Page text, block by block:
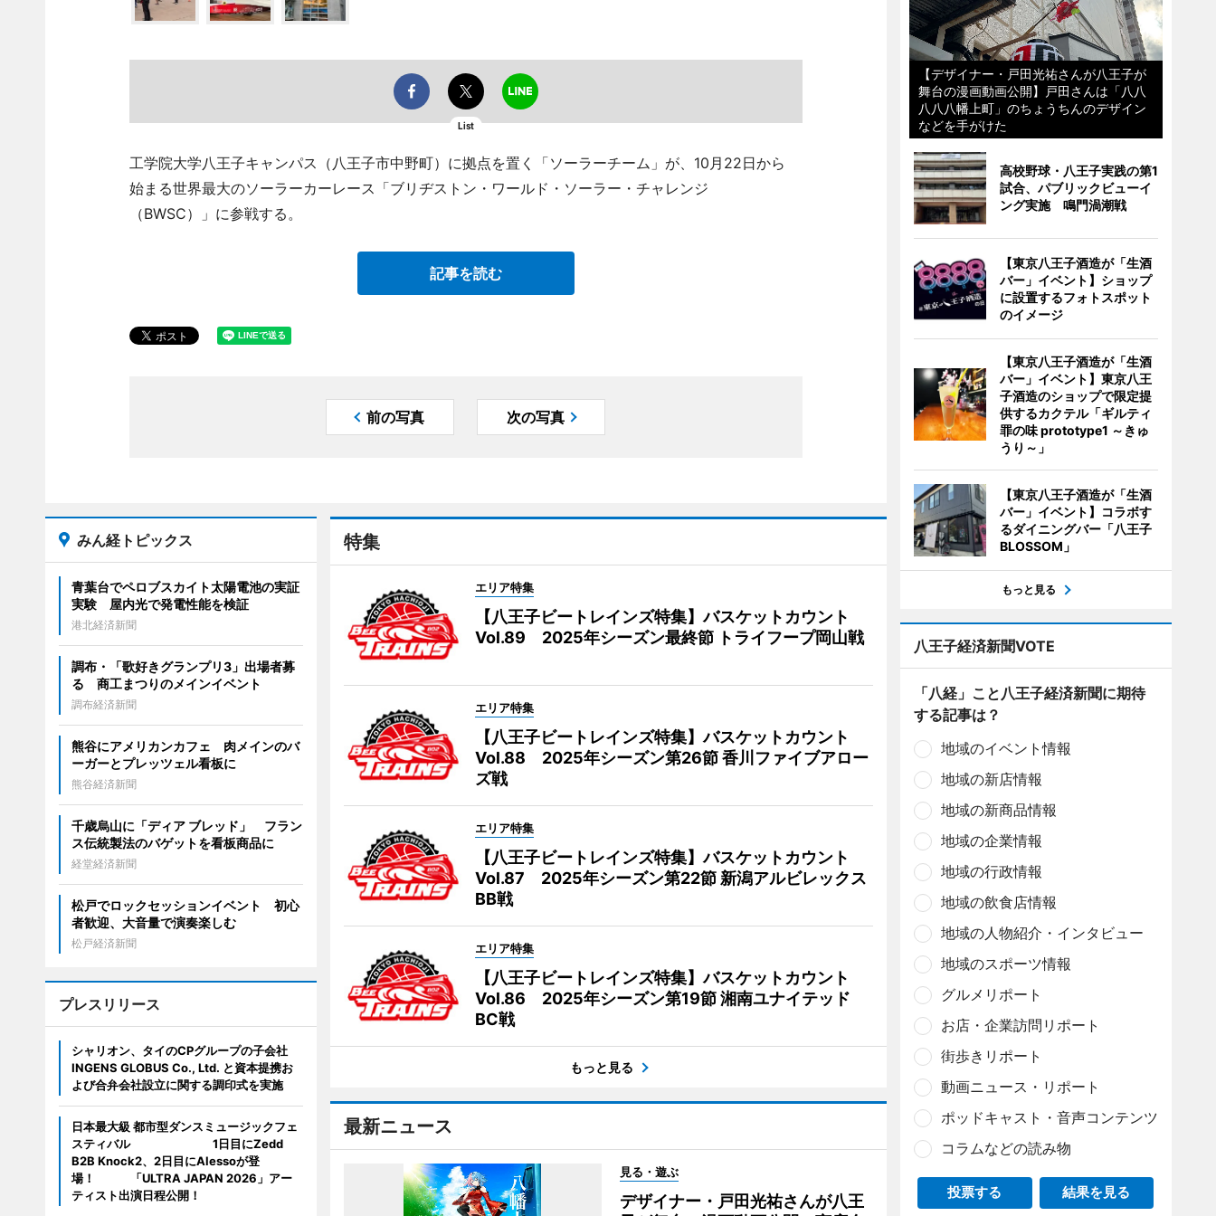
List
工学院大学八王子キャンパス（八王子市中野町）に拠点を置く「ソーラーチーム」が、10月22日から
始まる世界最大のソーラーカーレース「ブリヂストン・ワールド・ソーラー・チャレンジ
（BWSC）」に参戦する。
記事を読む
前の写真 次の写真
特集
エリア特集
【八王子ビートレインズ特集】バスケットカウント
Vol.89 2025年シーズン最終節 トライフープ岡山戦
エリア特集
【八王子ビートレインズ特集】バスケットカウント
Vol.88 2025年シーズン第26節 香川ファイブアロー
ズ戦
エリア特集
【八王子ビートレインズ特集】バスケットカウント
Vol.87 2025年シーズン第22節 新潟アルビレックス
BB戦
エリア特集
【八王子ビートレインズ特集】バスケットカウント
Vol.86 2025年シーズン第19節 湘南ユナイテッド
BC戦
もっと見る
最新ニュース
見る・遊ぶ
デザイナー・戸田光祐さんが八王
みん経トピックス
青葉台でペロブスカイト太陽電池の実証
実験 屋内光で発電性能を検証
港北経済新聞
調布・「歌好きグランプリ3」出場者募
る 商工まつりのメインイベント
調布経済新聞
熊谷にアメリカンカフェ 肉メインのバ
ーガーとプレッツェル看板に
熊谷経済新聞
千歳烏山に「ディア ブレッド」 フラン
ス伝統製法のバゲットを看板商品に
経堂経済新聞
松戸でロックセッションイベント 初心
者歓迎、大音量で演奏楽しむ
松戸経済新聞
プレスリリース
シャリオン、タイのCPグループの子会社
INGENS GLOBUS Co., Ltd. と資本提携お
よび合弁会社設立に関する調印式を実施
日本最大級 都市型ダンスミュージックフェ
スティバル 1日目にZedd
B2B Knock2、2日目にAlessoが登
場！ 「ULTRA JAPAN 2026」アー
ティスト出演日程公開！
【デザイナー・戸田光祐さんが八王子が
舞台の漫画動画公開】戸田さんは「八八
八八八幡上町」のちょうちんのデザイン
などを手がけた
高校野球・八王子実践の第1
試合、パブリックビューイ
ング実施 鳴門渦潮戦
【東京八王子酒造が「生酒
バー」イベント】ショップ
に設置するフォトスポット
のイメージ
【東京八王子酒造が「生酒
バー」イベント】東京八王
子酒造のショップで限定提
供するカクテル「ギルティ
罪の味 prototype1 ～きゅ
うり～」
【東京八王子酒造が「生酒
バー」イベント】コラボす
るダイニングバー「八王子
BLOSSOM」
もっと見る
八王子経済新聞VOTE
「八経」こと八王子経済新聞に期待
する記事は？
地域のイベント情報
地域の新店情報
地域の新商品情報
地域の企業情報
地域の行政情報
地域の飲食店情報
地域の人物紹介・インタビュー
地域のスポーツ情報
グルメリポート
お店・企業訪問リポート
街歩きリポート
動画ニュース・リポート
ポッドキャスト・音声コンテンツ
コラムなどの読み物
投票する 結果を見る